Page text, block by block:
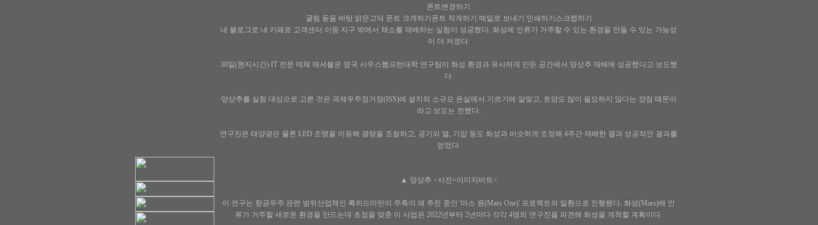
폰트변경하기
굴림 돋움 바탕 맑은고딕 폰트 크게하기폰트 작게하기 메일로 보내기 인쇄하기스크랩하기
내 블로그로 내 카페로 고객센터 이동 지구 밖에서 채소를 재배하는 실험이 성공했다. 화성에 인류가 거주할 수 있는 환경을 만들 수 있는 가능성
이 더 커졌다.
30일(현지시간) IT 전문 매체 매셔블은 영국 사우스햄프턴대학 연구팀이 화성 환경과 유사하게 만든 공간에서 양상추 재배에 성공했다고 보도했
다.
양상추를 실험 대상으로 고른 것은 국제우주정거장(ISS)에 설치되 소규모 온실에서 기르기에 알맞고, 토양도 많이 필요하지 않다는 장점 때문이
라고 보도는 전했다.
연구진은 태양광은 물론 LED 조명을 이용해 광량을 조절하고, 공기와 열, 기압 등도 화성과 비슷하게 조정해 4주간 재배한 결과 성공적인 결과를
얻었다.
▲ 양상추 <사진=이미지비트>
이 연구는 항공우주 관련 방위산업체인 록히드마틴이 주축이 돼 추진 중인 '마스 원(Mars One)' 프로젝트의 일환으로 진행됐다. 화성(Mars)에 인
류가 거주할 새로운 환경을 만드는데 초점을 맞춘 이 사업은 2022년부터 2년마다 각각 4명의 연구진을 파견해 화성을 개척할 계획이다.